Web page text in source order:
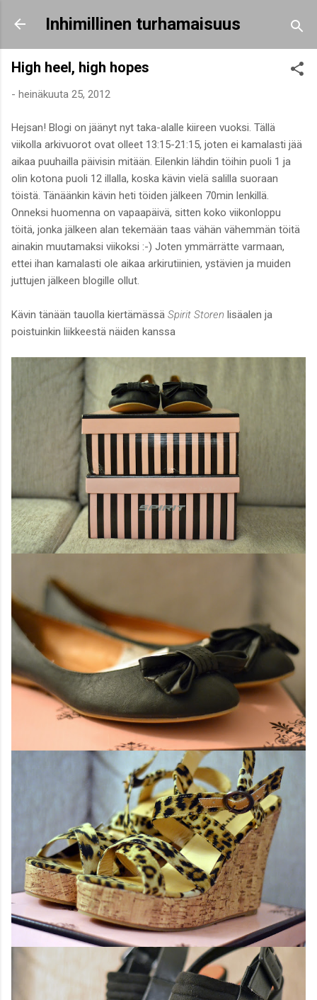
Siirry pääsisältöön
Inhimillinen turhamaisuus
High heel, high hopes
- heinäkuuta 25, 2012
Hejsan! Blogi on jäänyt nyt taka-alalle kiireen vuoksi. Tällä
viikolla arkivuorot ovat olleet 13:15-21:15, joten ei kamalasti jää
aikaa puuhailla päivisin mitään. Eilenkin lähdin töihin puoli 1 ja
olin kotona puoli 12 illalla, koska kävin vielä salilla suoraan
töistä. Tänäänkin kävin heti töiden jälkeen 70min lenkillä.
Onneksi huomenna on vapaapäivä, sitten koko viikonloppu
töitä, jonka jälkeen alan tekemään taas vähän vähemmän töitä
ainakin muutamaksi viikoksi :-) Joten ymmärrätte varmaan,
ettei ihan kamalasti ole aikaa arkirutiinien, ystävien ja muiden
juttujen jälkeen blogille ollut.
Kävin tänään tauolla kiertämässä Spirit Storen lisäalen ja
poistuinkin liikkeestä näiden kanssa